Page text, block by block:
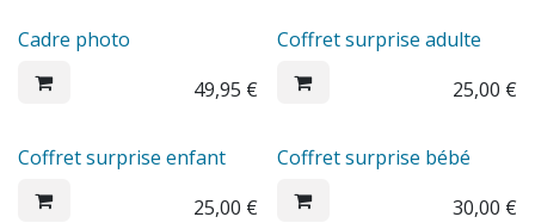
Cadre photo
49,95 €
Coffret surprise adulte
25,00 €
Coffret surprise enfant
25,00 €
Coffret surprise bébé
30,00 €